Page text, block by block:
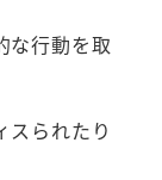
な行動を取
スられたり